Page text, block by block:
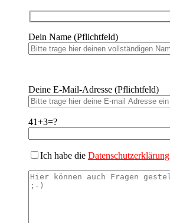
Dein Name (Pflichtfeld)
Deine E-Mail-Adresse (Pflichtfeld)
41+3=?
Ich habe die Datenschutzerklärung